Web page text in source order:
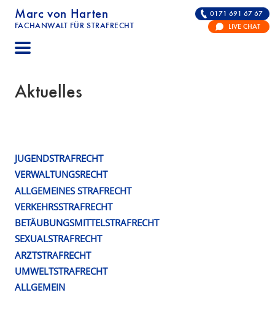
Marc von Harten
FACHANWALT FÜR STRAFRECHT
STRAFRECHT | RECHTSANWALT FÜR DIE
0171 691 67 67
LIVE CHAT
Aktuelles
Publikations
Schlagwort:
Allgemeines
Strafrecht
JUGENDSTRAFRECHT
VERWALTUNGSRECHT
ALLGEMEINES STRAFRECHT
VERKEHRSSTRAFRECHT
BETÄUBUNGSMITTELSTRAFRECHT
SEXUALSTRAFRECHT
ARZTSTRAFRECHT
UMWELTSTRAFRECHT
ALLGEMEIN